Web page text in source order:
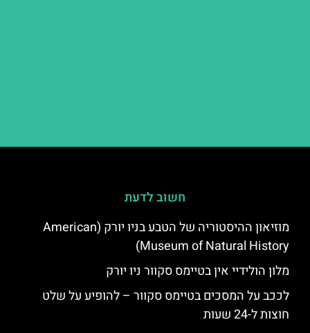
חשוב לדעת
מוזיאון ההיסטוריה של הטבע בניו יורק (American
Museum of Natural History)
מלון הולידיי אין בטיימס סקוור ניו יורק
לככב על המסכים בטיימס סקוור – להופיע על שלט
חוצות ל-24 שעות